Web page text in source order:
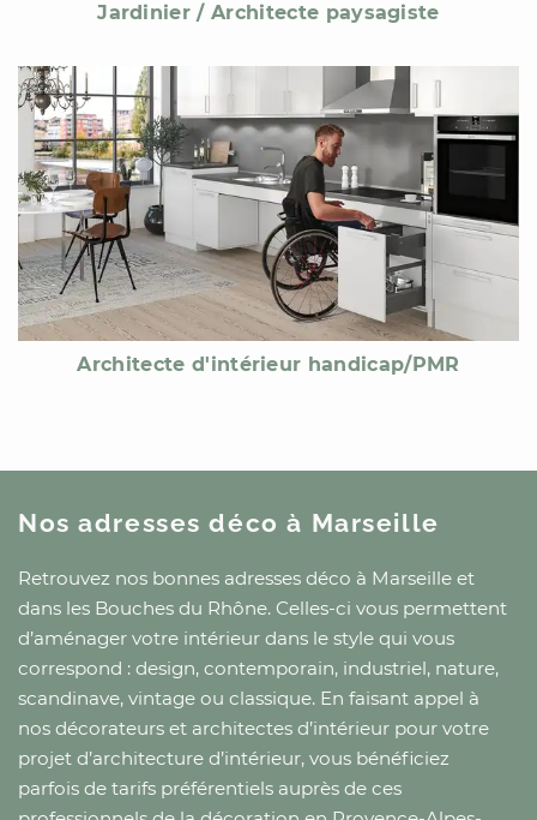
Jardinier / Architecte paysagiste
Architecte d'intérieur handicap/PMR
Nos adresses décoà Marseille
Retrouvez nos bonnes adresses déco à Marseille et
dans les Bouches du Rhône. Celles-ci vous permettent
d’aménager votre intérieur dans le style qui vous
correspond : design, contemporain, industriel, nature,
scandinave, vintage ou classique. En faisant appel à
nos décorateurs et architectes d’intérieur pour votre
projet d’architecture d’intérieur, vous bénéficiez
parfois de tarifs préférentiels auprès de ces